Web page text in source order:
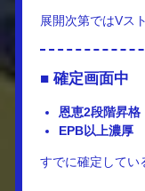
展開次第ではVス
■ 確定画面中
恩恵2段階昇格
EPB以上濃厚
すでに確定してい